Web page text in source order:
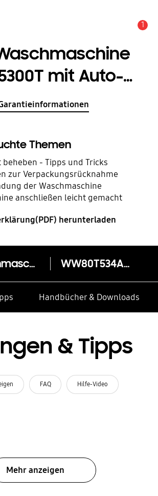
1
mit Auto-
EEK: A
Themen
- Tipps und Tricks
zur Verpackungsrücknahme
der Waschmaschine
anschließen leicht gemacht
herunterladen
8 kg Waschmaschine WW5300T mit Auto-Dosierung, EEK: A WW80T534AAXA
Handbücher & Downloads
& Tipps
FAQ Hilfe-Video
Mehr anzeigen